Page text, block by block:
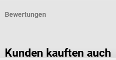
Bewertungen
Kunden kauften auch